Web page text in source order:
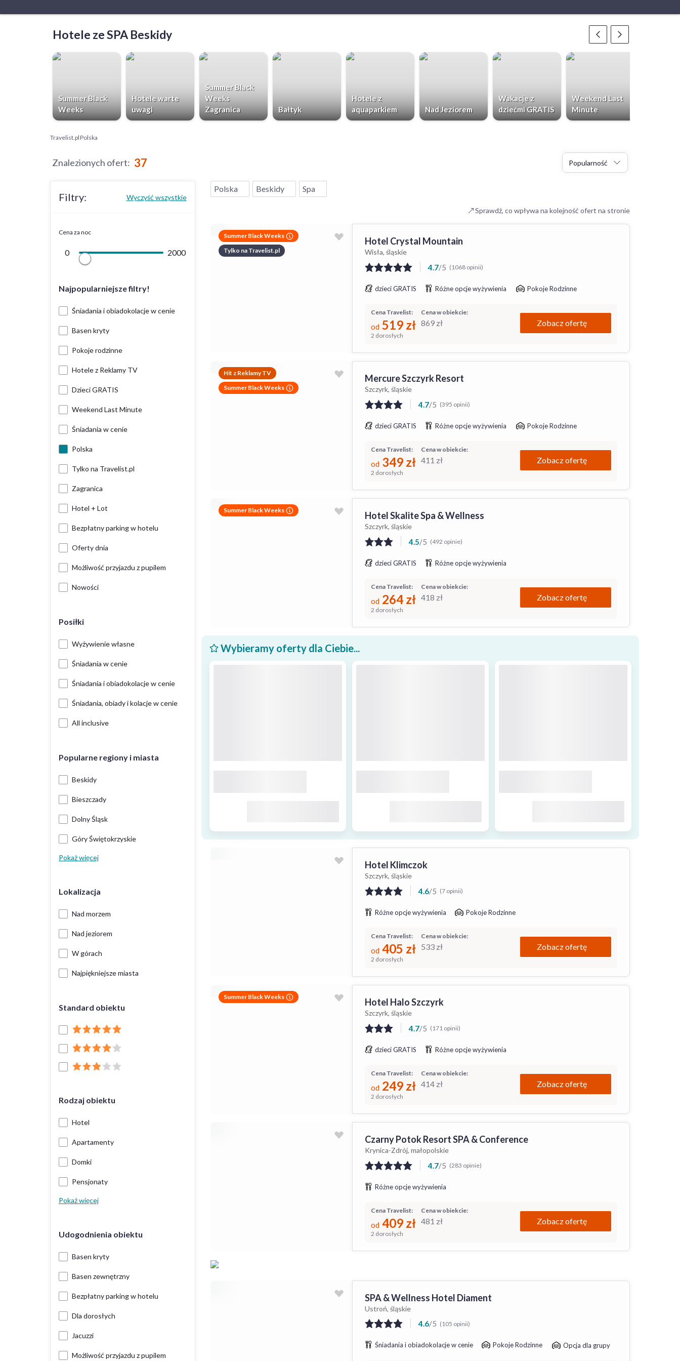
Hotele ze SPA Beskidy
Summer Black
Weeks
Hotele warte
uwagi
Summer Black
Weeks
Zagranica
Bałtyk
Hotele z
aquaparkiem
Nad Jeziorem
Wakacje z
dziećmi GRATIS
Weekend Last
Minute
Travelist.plPolska
Znalezionych ofert: 37 Popularność
Filtry: Wyczyść wszystkie
Cena za noc
0 2000
Najpopularniejsze filtry!
Śniadania i obiadokolacje w cenie
Basen kryty
Pokoje rodzinne
Hotele z Reklamy TV
Dzieci GRATIS
Weekend Last Minute
Śniadania w cenie
Polska
Tylko na Travelist.pl
Zagranica
Hotel + Lot
Bezpłatny parking w hotelu
Oferty dnia
Możliwość przyjazdu z pupilem
Nowości
Posiłki
Wyżywienie własne
Śniadania w cenie
Śniadania i obiadokolacje w cenie
Śniadania, obiady i kolacje w cenie
All inclusive
Popularne regiony i miasta
Beskidy
Bieszczady
Dolny Śląsk
Góry Świętokrzyskie
Pokaż więcej
Lokalizacja
Nad morzem
Nad jeziorem
W górach
Najpiękniejsze miasta
Standard obiektu
Rodzaj obiektu
Hotel
Apartamenty
Domki
Pensjonaty
Pokaż więcej
Udogodnienia obiektu
Basen kryty
Basen zewnętrzny
Bezpłatny parking w hotelu
Dla dorosłych
Jacuzzi
Możliwość przyjazdu z pupilem
Polska Beskidy Spa
Sprawdź, co wpływa na kolejność ofert na stronie
Summer Black Weeks
Tylko na Travelist.pl
Hotel Crystal Mountain
Wisła, śląskie
4.7/5 (1068 opinii)
dzieci GRATIS Różne opcje wyżywienia Pokoje Rodzinne
Cena w obiekcie:
869 zł
Cena Travelist:
od 519 zł
2 dorosłych
Zobacz ofertę
Hit z Reklamy TV
Summer Black Weeks
Mercure Szczyrk Resort
Szczyrk, śląskie
4.7/5 (395 opinii)
dzieci GRATIS Różne opcje wyżywienia Pokoje Rodzinne
Cena w obiekcie:
411 zł
Cena Travelist:
od 349 zł
2 dorosłych
Zobacz ofertę
Summer Black Weeks Hotel Skalite Spa & Wellness
Szczyrk, śląskie
4.5/5 (492 opinie)
dzieci GRATIS Różne opcje wyżywienia
Cena w obiekcie:
418 zł
Cena Travelist:
od 264 zł
2 dorosłych
Zobacz ofertę
Wybieramy oferty dla Ciebie...
Hotel Klimczok
Szczyrk, śląskie
4.6/5 (7 opinii)
Różne opcje wyżywienia Pokoje Rodzinne
Cena w obiekcie:
533 zł
Cena Travelist:
od 405 zł
2 dorosłych
Zobacz ofertę
Summer Black Weeks Hotel Halo Szczyrk
Szczyrk, śląskie
4.7/5 (171 opinii)
dzieci GRATIS Różne opcje wyżywienia
Cena w obiekcie:
414 zł
Cena Travelist:
od 249 zł
2 dorosłych
Zobacz ofertę
Czarny Potok Resort SPA & Conference
Krynica-Zdrój, małopolskie
4.7/5 (283 opinie)
Różne opcje wyżywienia
Cena w obiekcie:
481 zł
Cena Travelist:
od 409 zł
2 dorosłych
Zobacz ofertę
SPA & Wellness Hotel Diament
Ustroń, śląskie
4.6/5 (105 opinii)
Śniadania i obiadokolacje w cenie Pokoje Rodzinne Opcja dla grupy